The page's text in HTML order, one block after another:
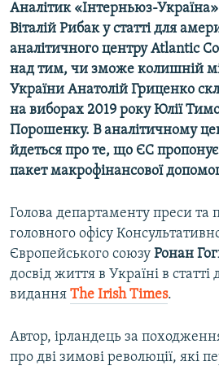
Аналітик «Інтерньюз-
Віталій Рибак у статті для
аналітичного центру Atlantic
над тим, чи зможе колишній
України Анатолій Гриценко
на виборах 2019 року Юлії
Порошенку. В аналітичному
йдеться про те, що ЄС
пакет макрофінансової
Голова департаменту преси та
головного офісу
Європейського союзу Ронан
досвід життя в Україні в статті
видання The Irish Times.
Автор, ірландець за
про дві зимові революції, які